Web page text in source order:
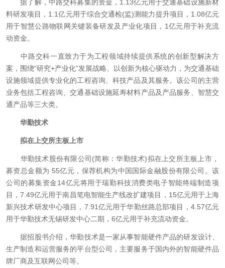
据了解，中路交科募集的资金，1.13亿元用于交通基础设施新材
料研发项目，1.1亿元用于综合交通检(监)测能力提升项目，1.08亿元
用于智慧公路物联网关键装备研发及产业化项目，1亿元用于补充流
动资金。
中路交科一直致力于为工程领域持续提供系统的创新型解决方
案，围绕“研究+产业化”发展战略、以创新为核心驱动力，为交通基础
设施领域提供专业化的工程咨询、科技产品及其服务。该公司的主营
业务包括工程咨询、交通基础设施延寿材料产品及产品服务、智慧交
通产品等三大类。
华勤技术
拟在上交所主板上市
华勤技术股份有限公司(简称：华勤技术)拟在上交所主板上市，
募资总金额为 55亿元，保荐机构为中国国际金融股份有限公司。该
公司的募集资金14亿元将用于瑞勤科技消费类电子智能终端制造项
目，7.49亿元用于南昌笔电智能生产线改扩建项目，15亿元用于上海
新兴技术研发中心项目，7.91亿元用于华勤丝路总部项目，4.57亿元
用于华勤技术无锡研发中心二期，6亿元用于补充流动资金。
据招股书介绍，华勤技术是一家从事智能硬件产品的研发设计、
生产制造和运营服务的平台型公司，主要服务于国内外的智能硬件品
牌厂商及互联网公司等。